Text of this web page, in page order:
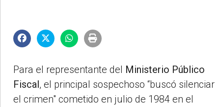
Para el representante del Ministerio Público
Fiscal, el principal sospechoso “buscó silenciar
el crimen" cometido en julio de 1984 en el